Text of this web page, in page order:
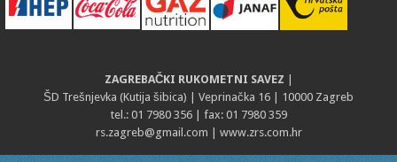
ZAGREBAČKI RUKOMETNI SAVEZ |
ŠD Trešnjevka (Kutija šibica) | Veprinačka 16 | 10000 Zagreb
tel.: 01 7980 356 | fax: 01 7980 359
rs.zagreb@gmail.com | www.zrs.com.hr